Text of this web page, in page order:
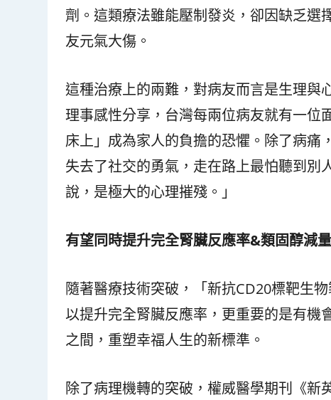
劑。這類療法雖能壓制發炎，卻因缺乏選
友元氣大傷。
這種治療上的兩難，對病友而言是生理與
理事感性分享，台灣每兩位病友就有一位
床上」成為家人的負擔的恐懼。除了病痛
失去了社交的勇氣，走在路上最怕聽到別
說，是極大的心理摧殘。」
有望同時提升完全腎臟反應率&類固醇減
隨著醫療技術突破，「新抗CD20標靶生
以提升完全腎臟反應率，更重要的是有機
之間，重塑幸福人生的新標準。
除了病理機轉的突破，權威醫學期刊《新